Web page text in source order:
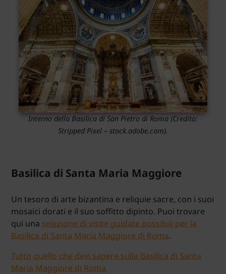
Interno della Basilica di San Pietro di Roma (Credito:
Stripped Pixel – stock.adobe.com).
Basilica di Santa Maria Maggiore
Un tesoro di arte bizantina e reliquie sacre, con i suoi
mosaici dorati e il suo soffitto dipinto. Puoi trovare
qui una selezione di visite guidate possibili per la
Basilica di Santa Maria Maggiore di Roma.
Tutto quello che devi sapere sulla Basilica di Santa
Maria Maggiore di Roma.